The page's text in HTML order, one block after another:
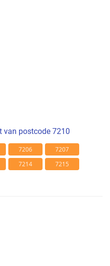
van postcode 7210
7206
7207
7214 7215